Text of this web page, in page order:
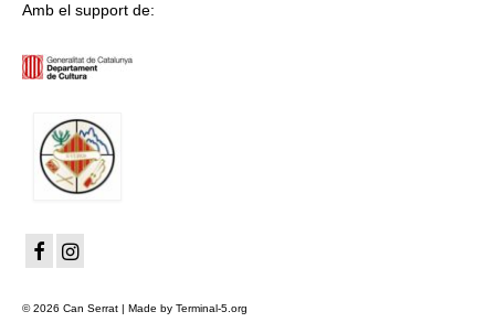
Amb el support de:
© 2026 Can Serrat | Made by Terminal-5.org